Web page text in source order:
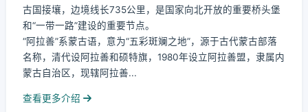
古国接壤，边境线长735公里，是国家向北开放的重要桥头堡
和“一带一路”建设的重要节点。
“阿拉善”系蒙古语，意为“五彩斑斓之地”，源于古代蒙古部落
名称，清代设阿拉善和硕特旗，1980年设立阿拉善盟，隶属内
蒙古自治区，现辖阿拉善...
查看更多介绍